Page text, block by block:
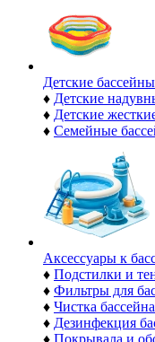
Детские бассейны
♦ Детские
♦ Детские
♦ Семейные
Аксессуары к
♦ Подстилки и
♦ Фильтры для
♦ Чистка бассейна
♦ Дезинфекция
♦ Покрывала и